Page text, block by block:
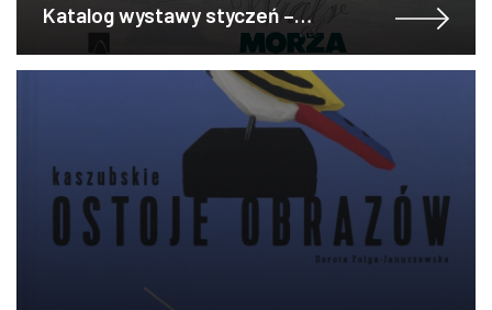
Katalog wystawy styczeń –
wrzesień 2020.